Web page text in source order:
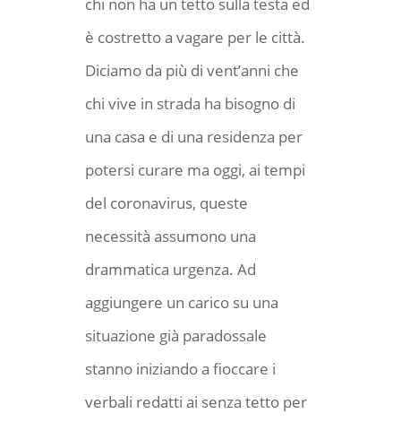
è costretto a vagare per le città.
Diciamo da più di vent’anni che
chi vive in strada ha bisogno di
una casa e di una residenza per
potersi curare ma oggi, ai tempi
del coronavirus, queste
necessità assumono una
drammatica urgenza. Ad
aggiungere un carico su una
situazione già paradossale
stanno iniziando a fioccare i
verbali redatti ai senza tetto per